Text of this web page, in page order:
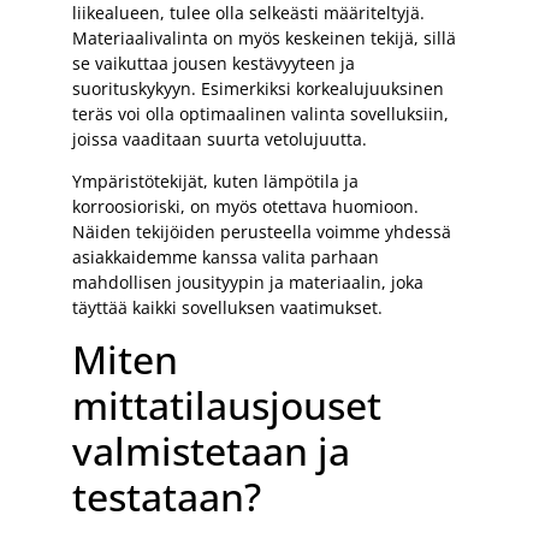
liikealueen, tulee olla selkeästi määriteltyjä.
Materiaalivalinta on myös keskeinen tekijä, sillä
se vaikuttaa jousen kestävyyteen ja
suorituskykyyn. Esimerkiksi korkealujuuksinen
teräs voi olla optimaalinen valinta sovelluksiin,
joissa vaaditaan suurta vetolujuutta.
Ympäristötekijät, kuten lämpötila ja
korroosioriski, on myös otettava huomioon.
Näiden tekijöiden perusteella voimme yhdessä
asiakkaidemme kanssa valita parhaan
mahdollisen jousityypin ja materiaalin, joka
täyttää kaikki sovelluksen vaatimukset.
Miten
mittatilausjouset
valmistetaan ja
testataan?